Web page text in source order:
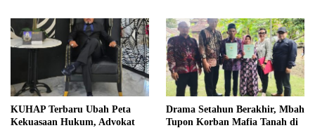
KUHAP Terbaru Ubah Peta
Kekuasaan Hukum, Advokat
Drama Setahun Berakhir, Mbah
Tupon Korban Mafia Tanah di